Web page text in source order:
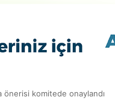
önerisi komitede onaylandı